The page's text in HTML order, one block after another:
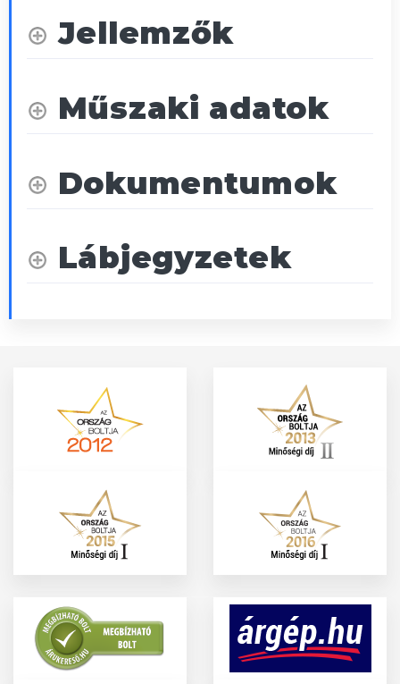
Jellemzők
Műszaki adatok
Dokumentumok
Lábjegyzetek